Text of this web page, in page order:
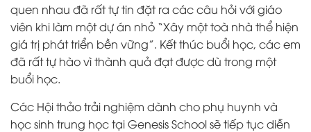
quen nhau đã rất tự tin đặt ra các câu hỏi với giáo
viên khi làm một dự án nhỏ “Xây một toà nhà thể hiện
giá trị phát triển bền vững”. Kết thúc buổi học, các em
đã rất tự hào vì thành quả đạt được dù trong một
buổi học.
Các Hội thảo trải nghiệm dành cho phụ huynh và
học sinh trung học tại Genesis School sẽ tiếp tục diễn